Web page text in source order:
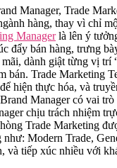
Manager, Trade
hàng, thay vì chỉ
Managerlà lên ý
đẩy bán hàng, trưng
dành giật từng vị
bán. Trade Marketing
hiện thực hóa, và
Manager có vai
chịu trách nhiệm
Trade Marketing
như: Modern Trade,
và tiếp xúc nhiều với